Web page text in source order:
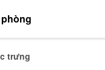
Đăng nhập
trưng